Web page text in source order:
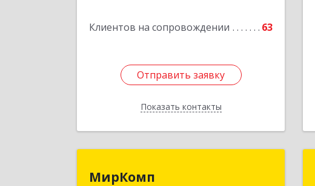
Клиентов на сопровождении 63
Отправить заявку
Показать контакты
Подробнее
Отправить заявку
Назад
МирКомп